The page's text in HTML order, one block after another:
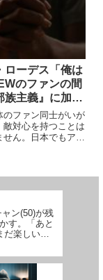
CLIMAXに参戦し
れの川田利明に...
ローデス「俺は
のファンの間
族主義』に加担
た」
のファン同士がいが
敵対心を持つことは
ん。日本でもアメ
っています。新...
ャン(50)が残
す。「あと
だ楽しい